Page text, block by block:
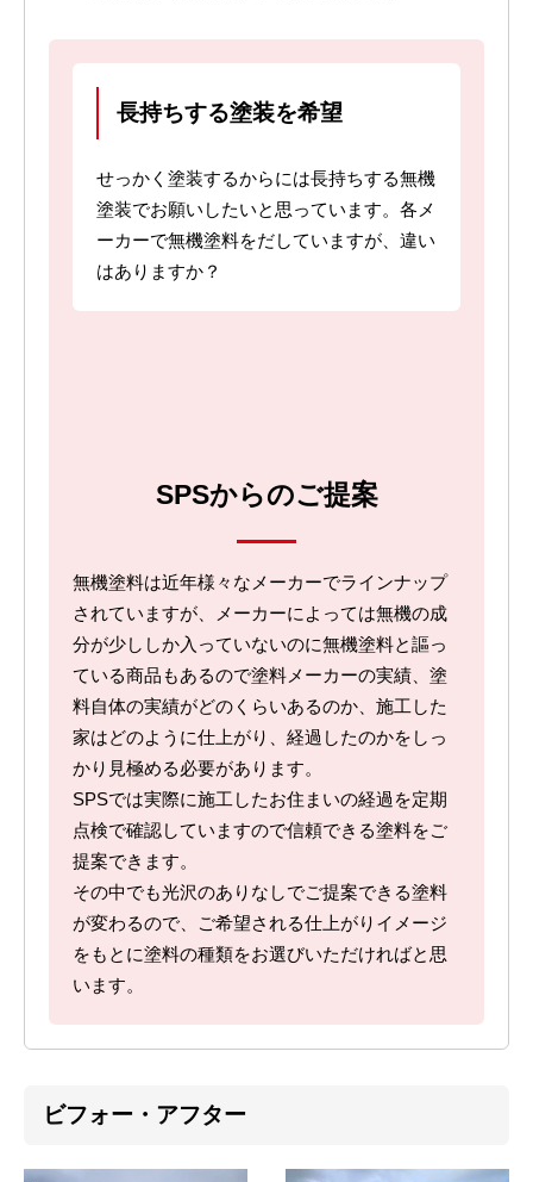
長持ちする塗装を希望
せっかく塗装するからには長持ちする無機
塗装でお願いしたいと思っています。各メ
ーカーで無機塗料をだしていますが、違い
はありますか？
SPSからのご提案
無機塗料は近年様々なメーカーでラインナップ
されていますが、メーカーによっては無機の成
分が少ししか入っていないのに無機塗料と謳っ
ている商品もあるので塗料メーカーの実績、塗
料自体の実績がどのくらいあるのか、施工した
家はどのように仕上がり、経過したのかをしっ
かり見極める必要があります。
SPSでは実際に施工したお住まいの経過を定期
点検で確認していますので信頼できる塗料をご
提案できます。
その中でも光沢のありなしでご提案できる塗料
が変わるので、ご希望される仕上がりイメージ
をもとに塗料の種類をお選びいただければと思
います。
ビフォー・アフター